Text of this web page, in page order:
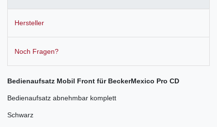
Hersteller
Noch Fragen?
Bedienaufsatz Mobil Front für BeckerMexico Pro CD
Bedienaufsatz abnehmbar komplett
Schwarz